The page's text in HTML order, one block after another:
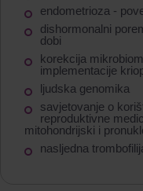
endometrioza -
dishormonalni
dobi
korekcija
implementacije
ljudska genomika
savjetovanje o
reproduktivne
mitohondrijski i
nasljedna